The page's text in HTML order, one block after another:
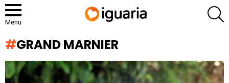
Menu
GRAND MARNIER
RECOMENDADOS